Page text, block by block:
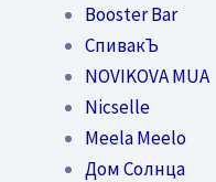
Booster Bar
СпивакЪ
NOVIKOVA MUA
Nicselle
Meela Meelo
Дом Солнца